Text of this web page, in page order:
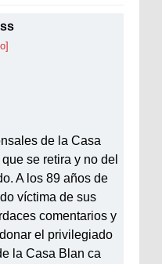
de la Casa
se retira y no del
A los 89 años de
víctima de sus
comentarios y
el privilegiado
la Casa Blan ca